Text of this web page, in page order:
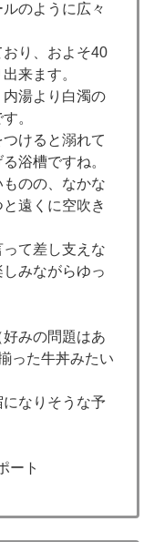
のように広々
り、およそ40
来ます。
湯より白濁の
。
けると溺れて
浴槽ですね。
のの、なかな
遠くに空吹き
て差し支えな
みながらゆっ
みの問題はあ
った牛丼みたい
なりそうな予
ート